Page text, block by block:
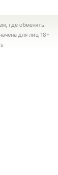
где обменять!
для лиц 18+